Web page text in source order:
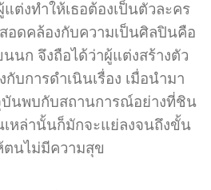
ต่งทำให้เธอต้องเป็นตัวละคร
อดคล้องกับความเป็นศิลปินคือ
นก จึงถือได้ว่าผู้แต่งสร้างตัว
บการดำเนินเรื่อง เมื่อนำมา
บันพบกับสถานการณ์อย่างที่ชิน
หล่านั้นก็มักจะแย่ลงจนถึงขั้น
นไม่มีความสุข